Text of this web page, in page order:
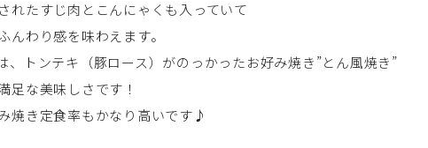
れたすじ肉とこんにゃくも入っていて
んわり感を味わえます。
トンテキ（豚ロース）がのっかったお好み焼き”とん風焼き”
足な美味しさです！
焼き定食率もかなり高いです♪